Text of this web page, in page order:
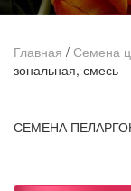
Главная / Семена
зональная, смесь
СЕМЕНА